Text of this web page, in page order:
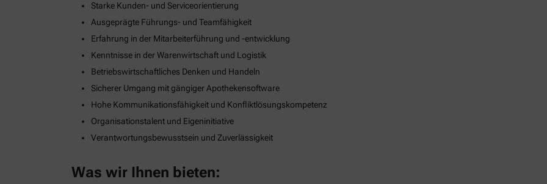
Starke Kunden- und Serviceorientierung
Ausgeprägte Führungs- und Teamfähigkeit
Erfahrung in der Mitarbeiterführung und -entwicklung
Kenntnisse in der Warenwirtschaft und Logistik
Betriebswirtschaftliches Denken und Handeln
Sicherer Umgang mit gängiger Apothekensoftware
Hohe Kommunikationsfähigkeit und Konfliktlösungskompetenz
Organisationstalent und Eigeninitiative
Verantwortungsbewusstsein und Zuverlässigkeit
Was wir Ihnen bieten: